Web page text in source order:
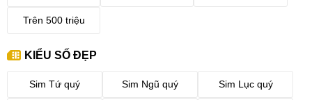
Trên 500 triệu
KIỂU SỐ ĐẸP
Sim Tứ quý Sim Ngũ quý Sim Lục quý